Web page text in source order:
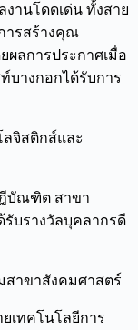
านโดดเด่น ทั้งสาย
ารสร้างคุณ
ผลการประกาศเมื่อ
บางกอกได้รับการ
จิสติกส์และ
บัณฑิต สาขา
บรางวัลบุคลากรดี
สาขาสังคมศาสตร์
เทคโนโลยีการ